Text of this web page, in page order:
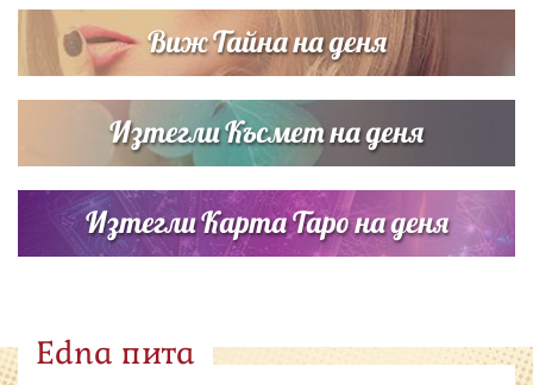
Виж Тайна на деня
Изтегли Късмет на деня
Изтегли Карта Таро на деня
Edna пита